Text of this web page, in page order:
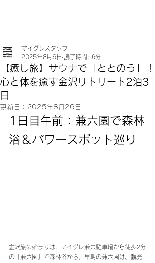
【癒し旅】サウナで「ととのう」！
心と体を癒す金沢リトリート2泊3
日
マイグレスタッフ
2025年8月6日 読了時間: 6分
更新日： 2025年8月26日
1日目午前：兼六園で森林
浴＆パワースポット巡り
金沢旅の始まりは、マイグレ兼六駐車場から徒歩2分
の「兼六園」で森林浴から。早朝の兼六園は、観光